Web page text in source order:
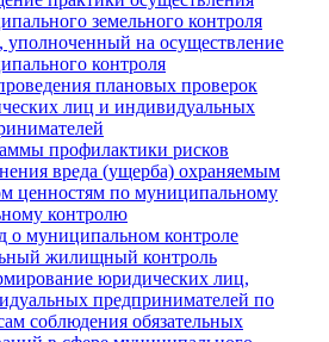
земельного контроля
уполноченный на осуществление
контроля
плановых проверок
лиц и индивидуальных
профилактики рисков
вреда (ущерба) охраняемым
ценностям по муниципальному
контролю
о муниципальном контроле
жилищный контроль
юридических лиц,
предпринимателей по
соблюдения обязательных